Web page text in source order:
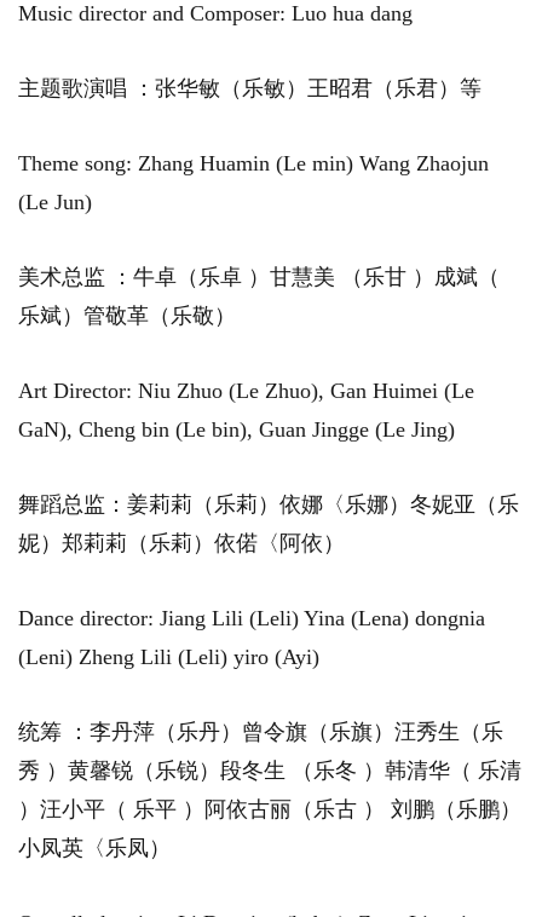
Music director and Composer: Luo hua dang
主题歌演唱 ：张华敏（乐敏）王昭君（乐君）等
Theme song: Zhang Huamin (Le min) Wang Zhaojun
(Le Jun)
美术总监 ：牛卓（乐卓 ）甘慧美 （乐甘 ）成斌（
乐斌）管敬革（乐敬）
Art Director: Niu Zhuo (Le Zhuo), Gan Huimei (Le
GaN), Cheng bin (Le bin), Guan Jingge (Le Jing)
舞蹈总监：姜莉莉（乐莉）依娜〈乐娜）冬妮亚（乐
妮）郑莉莉（乐莉）依偌〈阿依）
Dance director: Jiang Lili (Leli) Yina (Lena) dongnia
(Leni) Zheng Lili (Leli) yiro (Ayi)
统筹 ：李丹萍（乐丹）曾令旗（乐旗）汪秀生（乐
秀 ）黄馨锐（乐锐）段冬生 （乐冬 ）韩清华（ 乐清
）汪小平（ 乐平 ）阿依古丽（乐古 ） 刘鹏（乐鹏）
小凤英〈乐凤）